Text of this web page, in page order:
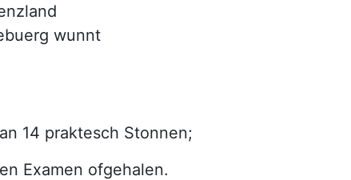
wunnt
14 praktesch Stonnen;
Examen ofgehalen.